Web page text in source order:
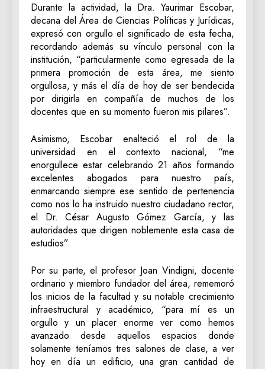
​Durante la actividad, la Dra. Yaurimar Escobar,
decana del Área de Ciencias Políticas y Jurídicas,
expresó con orgullo el significado de esta fecha,
recordando además su vínculo personal con la
institución, “particularmente como egresada de la
primera promoción de esta área, me siento
orgullosa, y más el día de hoy de ser bendecida
por dirigirla en compañía de muchos de los
docentes que en su momento fueron mis pilares”.
​Asimismo, Escobar enalteció el rol de la
universidad en el contexto nacional, “me
enorgullece estar celebrando 21 años formando
excelentes abogados para nuestro país,
enmarcando siempre ese sentido de pertenencia
como nos lo ha instruido nuestro ciudadano rector,
el Dr. César Augusto Gómez García, y las
autoridades que dirigen noblemente esta casa de
estudios”.
​Por su parte, el profesor Joan Vindigni, docente
ordinario y miembro fundador del área, rememoró
los inicios de la facultad y su notable crecimiento
infraestructural y académico, “para mí es un
orgullo y un placer enorme ver como hemos
avanzado desde aquellos espacios donde
solamente teníamos tres salones de clase, a ver
hoy en día un edificio, una gran cantidad de